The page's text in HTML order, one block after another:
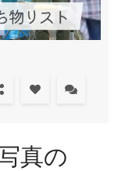
真の